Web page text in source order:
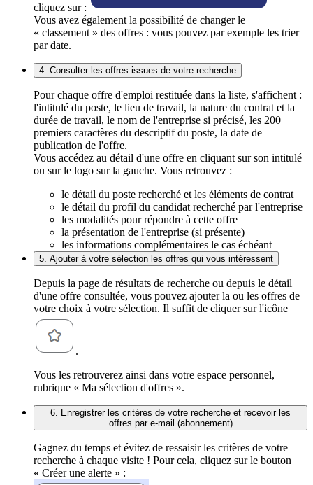
cliquez sur :
Vous avez également la possibilité de changer le
« classement » des offres : vous pouvez par exemple les trier
par date.
4. Consulter les offres issues de votre recherche
Pour chaque offre d'emploi restituée dans la liste, s'affichent :
l'intitulé du poste, le lieu de travail, la nature du contrat et la
durée de travail, le nom de l'entreprise si précisé, les 200
premiers caractères du descriptif du poste, la date de
publication de l'offre.
Vous accédez au détail d'une offre en cliquant sur son intitulé
ou sur le logo sur la gauche. Vous retrouvez :
le détail du poste recherché et les éléments de contrat
le détail du profil du candidat recherché par l'entreprise
les modalités pour répondre à cette offre
la présentation de l'entreprise (si présente)
les informations complémentaires le cas échéant
5. Ajouter à votre sélection les offres qui vous intéressent
Depuis la page de résultats de recherche ou depuis le détail
d'une offre consultée, vous pouvez ajouter la ou les offres de
votre choix à votre sélection. Il suffit de cliquer sur l'icône
.
Vous les retrouverez ainsi dans votre espace personnel,
rubrique « Ma sélection d'offres ».
6. Enregistrer les critères de votre recherche et recevoir les
offres par e-mail (abonnement)
Gagnez du temps et évitez de ressaisir les critères de votre
recherche à chaque visite ! Pour cela, cliquez sur le bouton
« Créer une alerte » :